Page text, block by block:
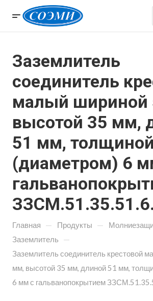
Заземлитель
соединитель
малый шириной
высотой 35 мм,
51 мм, толщиной
(диаметром) 6
Главная — Продукты —
Заземлитель —
Заземлитель соединитель крестовой
мм, высотой 35 мм, длиной 51 мм,
6 мм с гальванопокрытием